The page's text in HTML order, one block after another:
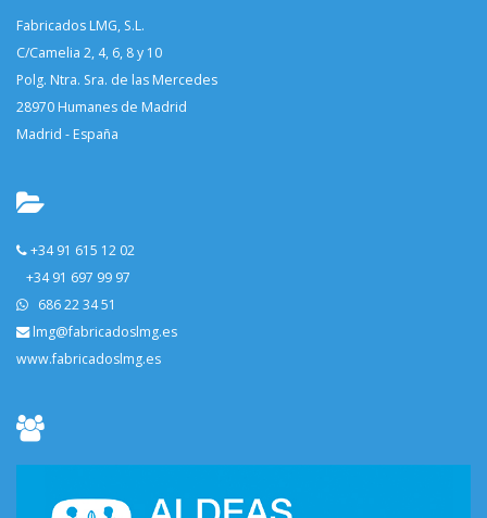
Fabricados LMG, S.L.
C/Camelia 2, 4, 6, 8 y 10
Polg. Ntra. Sra. de las Mercedes
28970 Humanes de Madrid
Madrid - España
+34 91 615 12 02
+34 91 697 99 97
686 22 34 51
lmg@fabricadoslmg.es
www.fabricadoslmg.es